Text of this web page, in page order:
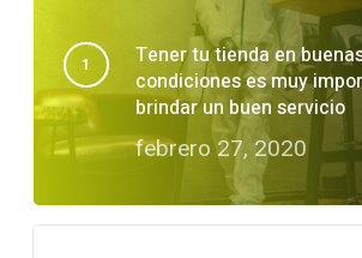
Tener tu tienda en
condiciones es muy
brindar un buen servicio
febrero 27, 2020